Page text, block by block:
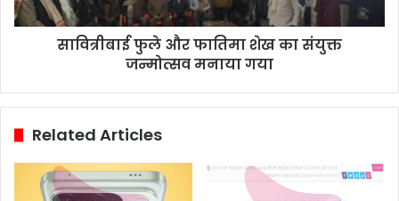
सावित्रीबाई फुले और फातिमा शेख का संयुक्त
जन्मोत्सव मनाया गया
Related Articles